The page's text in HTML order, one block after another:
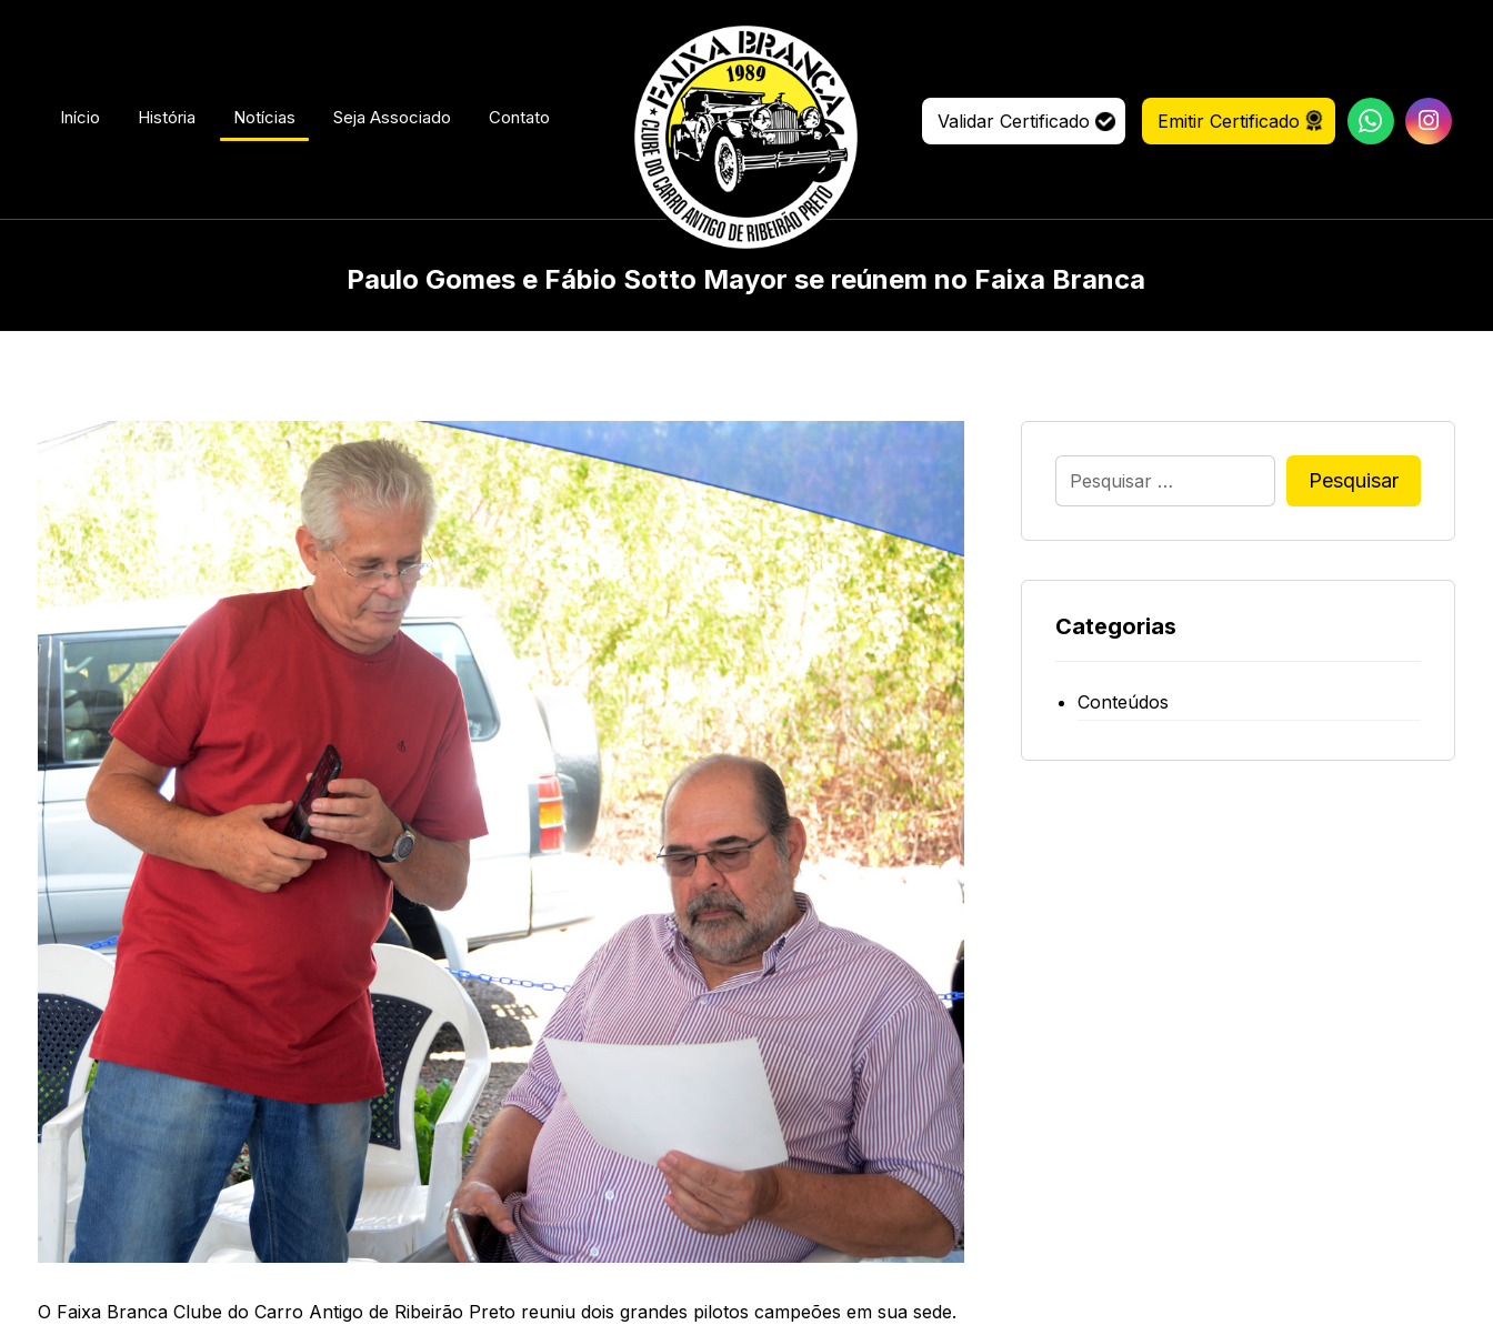
Início História Notícias Seja Associado Contato Emitir Certificado
Validar Certificado
Paulo Gomes e Fábio Sotto Mayor se reúnem no Faixa Branca
O Faixa Branca Clube do Carro Antigo de Ribeirão Preto reuniu dois grandes pilotos campeões em sua sede.
Pesquisar
Categorias
Conteúdos